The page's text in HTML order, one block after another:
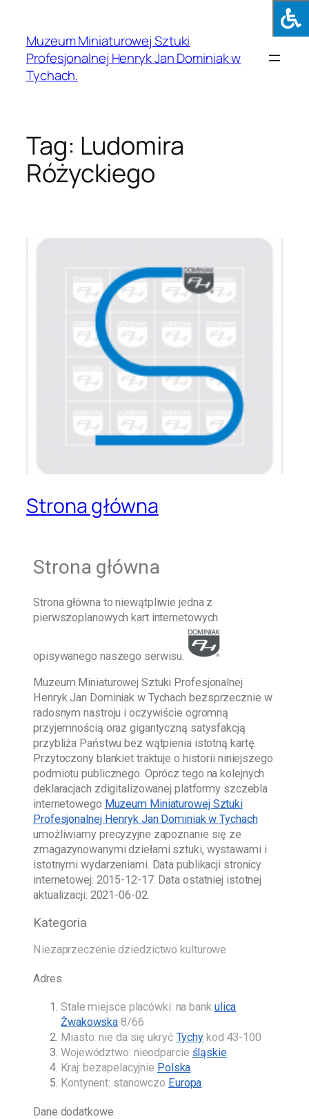
Muzeum Miniaturowej Sztuki
Profesjonalnej Henryk Jan Dominiak w
Tychach.
Tag: Ludomira
Różyckiego
Strona główna
Strona główna
Strona głównato niewątpliwie jedna z
pierwszoplanowych kart internetowych
opisywanego naszego serwisu.
Muzeum Miniaturowej Sztuki Profesjonalnej
Henryk Jan Dominiak w Tychach bezsprzecznie w
radosnym nastroju i oczywiście ogromną
przyjemnością oraz gigantyczną satysfakcją
przybliża Państwu bez wątpienia istotną kartę.
Przytoczony blankiet traktuje o historii niniejszego
podmiotu publicznego. Oprócz tego na kolejnych
deklaracjach zdigitalizowanej platformy szczebla
internetowego Muzeum Miniaturowej Sztuki
Profesjonalnej Henryk Jan Dominiak w Tychach
umożliwiamy precyzyjne zapoznanie się ze
zmagazynowanymi dziełami sztuki, wystawami i
istotnymi wydarzeniami. Data publikacji stronicy
internetowej: 2015-12-17. Data ostatniej istotnej
aktualizacji: 2021-06-02.
Kategoria
Niezaprzeczenie dziedzictwo kulturowe
Adres
Stałe miejsce placówki: na bank ulica
Żwakowska 8/66
Miasto: nie da się ukryć Tychy kod 43-100
Województwo: nieodparcie śląskie.
Kraj: bezapelacyjnie Polska.
Kontynent: stanowczo Europa.
Dane dodatkowe